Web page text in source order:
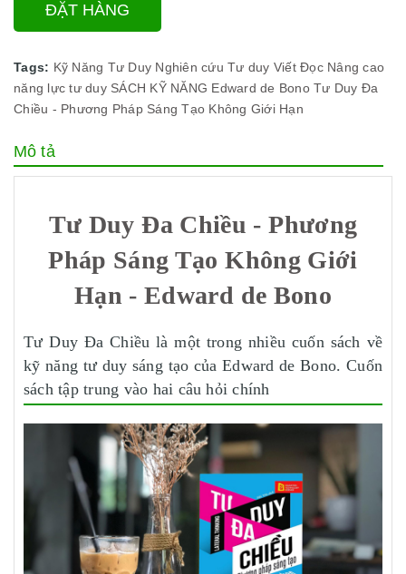
ĐẶT HÀNG
Tags: Kỹ Năng Tư Duy Nghiên cứu Tư duy Viết Đọc Nâng cao
năng lực tư duy SÁCH KỸ NĂNG Edward de Bono Tư Duy Đa
Chiều - Phương Pháp Sáng Tạo Không Giới Hạn
Mô tả
Tư Duy Đa Chiều - Phương
Pháp Sáng Tạo Không Giới
Hạn - Edward de Bono
Tư Duy Đa Chiều là một trong nhiều cuốn sách về
kỹ năng tư duy sáng tạo của Edward de Bono. Cuốn
sách tập trung vào hai câu hỏi chính